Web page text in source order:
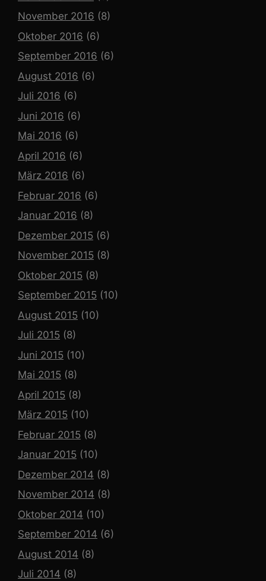
November 2016 (8)
Oktober 2016 (6)
September 2016 (6)
August 2016 (6)
Juli 2016 (6)
Juni 2016 (6)
Mai 2016 (6)
April 2016 (6)
März 2016 (6)
Februar 2016 (6)
Januar 2016 (8)
Dezember 2015 (6)
November 2015 (8)
Oktober 2015 (8)
September 2015 (10)
August 2015 (10)
Juli 2015 (8)
Juni 2015 (10)
Mai 2015 (8)
April 2015 (8)
März 2015 (10)
Februar 2015 (8)
Januar 2015 (10)
Dezember 2014 (8)
November 2014 (8)
Oktober 2014 (10)
September 2014 (6)
August 2014 (8)
Juli 2014 (8)